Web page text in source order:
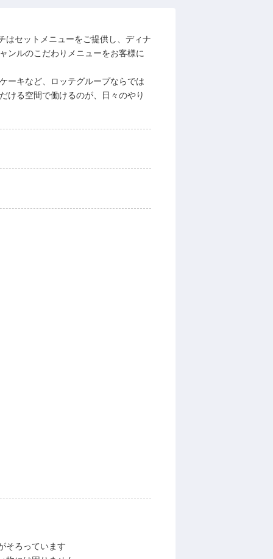
はセットメニューをご提供し、ディナ
ンルのこだわりメニューをお客様に
ーキなど、ロッテグループならでは
ける空間で働けるのが、日々のやり
そろっています